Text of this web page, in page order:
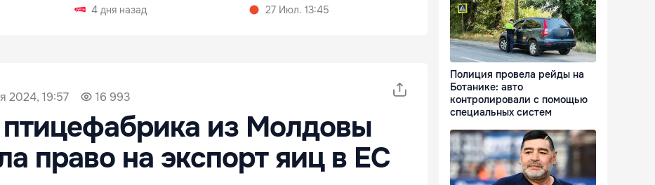
4 дня назад
27 Июл. 13:45
2024, 19:57 16 993
птицефабрика из Молдовы
право на экспорт яиц в ЕС
Полиция провела рейды на
Ботанике: авто
контролировали с помощью
специальных систем